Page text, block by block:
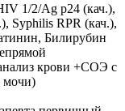
1/2/Ag p24 (кач.),
Syphilis RPR (кач.),
Билирубин
крови +СОЭ с
мочи)